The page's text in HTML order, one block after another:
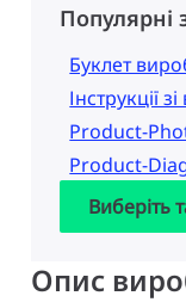
Популярні
Буклет
Інструкції
Product-
Product-
Виберіть
Опис